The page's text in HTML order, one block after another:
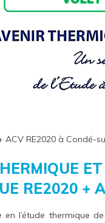
ACV RE2020 à Condé-
RE2020 +
en l’étude thermique